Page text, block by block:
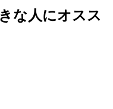
な人にオスス